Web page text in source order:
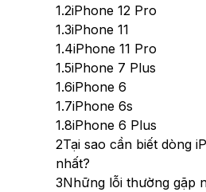
1.2iPhone 12 Pro
1.3iPhone 11
1.4iPhone 11 Pro
1.5iPhone 7 Plus
1.6iPhone 6
1.7iPhone 6s
1.8iPhone 6 Plus
2Tại sao cần biết dòng
nhất?
3Những lỗi thường gặp